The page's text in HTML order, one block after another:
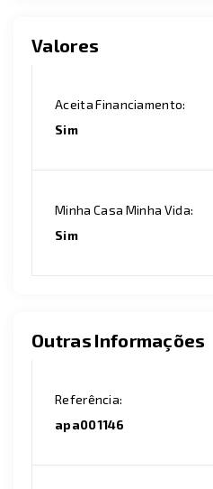
Valores
Aceita Financiamento:
Sim
Minha Casa Minha Vida:
Sim
Outras Informações
Referência:
apa001146